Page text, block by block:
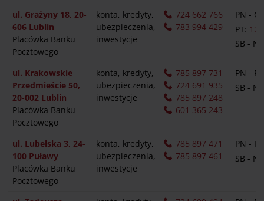
ul. Grażyny 18, 20-
606 Lublin
Placówka Banku
Pocztowego
konta, kredyty,
ubezpieczenia,
inwestycje
724 662 766
783 994 429
PN -
PT:
SB -
ul. Krakowskie
Przedmieście 50,
20-002 Lublin
Placówka Banku
Pocztowego
konta, kredyty,
ubezpieczenia,
inwestycje
785 897 731
724 691 935
785 897 248
601 365 243
PN -
SB -
ul. Lubelska 3, 24-
100 Puławy
Placówka Banku
Pocztowego
konta, kredyty,
ubezpieczenia,
inwestycje
785 897 471
785 897 461
PN -
SB -